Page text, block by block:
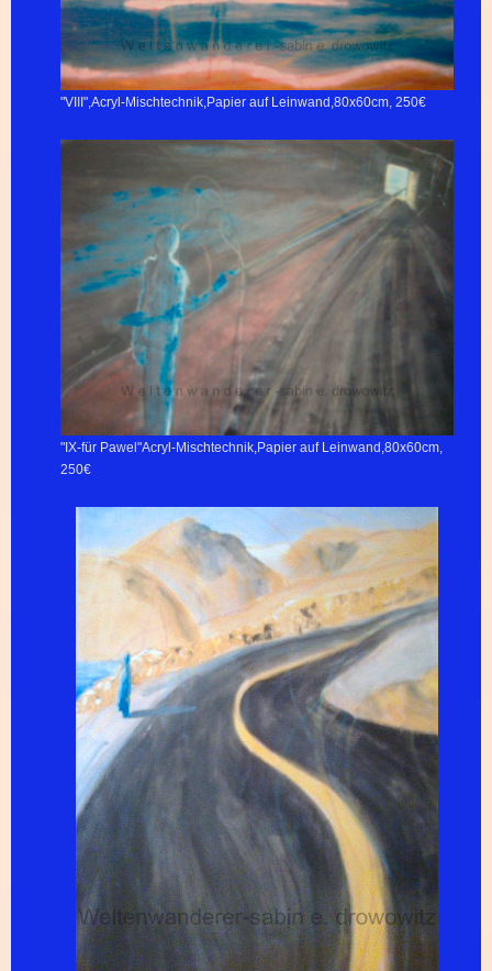
"VIII",Acryl-Mischtechnik,Papier auf Leinwand,80x60cm, 250€
"IX-für Pawel"Acryl-Mischtechnik,Papier auf Leinwand,80x60cm,
250€